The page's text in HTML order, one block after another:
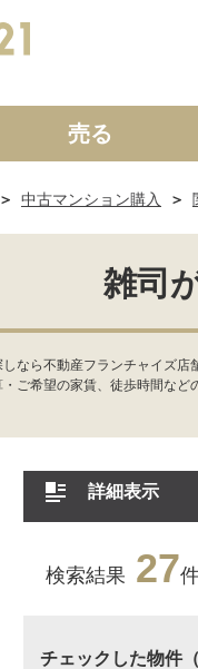
中古一戸建て
売る
中古マンション購入
雑司
なら不動産フランチャイズ
ご希望の家賃、徒歩時間な
詳細表示
検索結果 27
チェックした物件